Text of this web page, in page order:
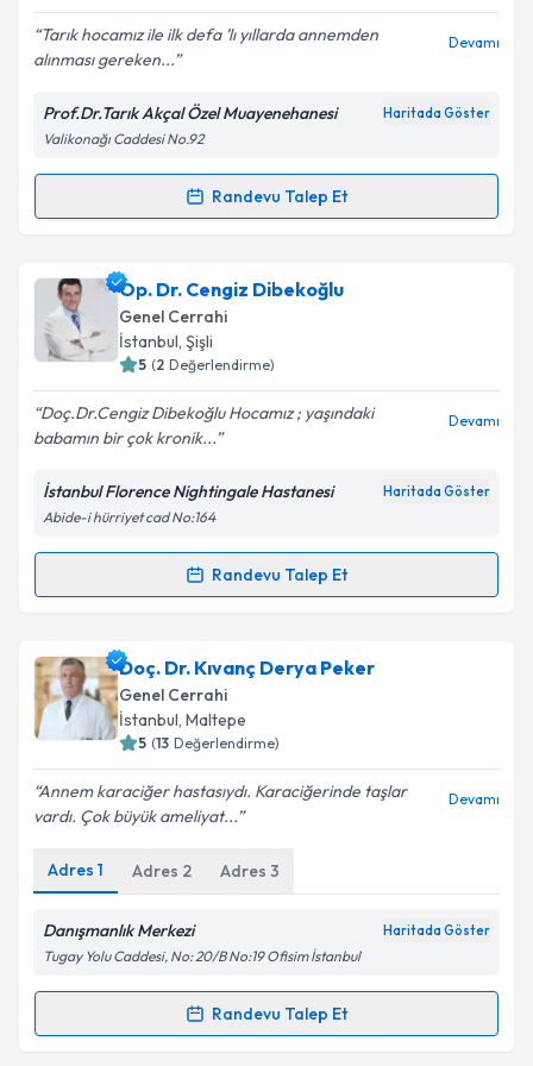
Kişisel verilerimin işlenmesine ilişkin
Aydınlatma
Metni'ni okudum ve kişisel verilerimin belirtilen
kapsamda işlenmesini kabul ediyorum.
Tarık hocamız ile ilk defa ’lı yıllarda annemden
alınması gereken...
Devamı
Prof.Dr.Tarık Akçal Özel Muayenehanesi Haritada Göster
Valikonağı Caddesi No.92
Randevu Talep Et
Randevu Takvimi Talebi
Prof. Dr. Tarık Akçaliçin randevu takvimi talebi
oluşturun. Size bu uzmandan randevu almanız için bir
takvim hazırlandığında e-posta ile bilgilendireceğiz.
Kişisel verilerimin işlenmesine ilişkin
Aydınlatma
Metni'ni okudum ve kişisel verilerimin belirtilen
kapsamda işlenmesini kabul ediyorum.
Op. Dr. Cengiz Dibekoğlu
Genel Cerrahi
İstanbul, Şişli
5 (2 Değerlendirme)
Doç.Dr.Cengiz Dibekoğlu Hocamız ; yaşındaki
babamın bir çok kronik...
Devamı
İstanbul Florence Nightingale Hastanesi Haritada Göster
Abide-i hürriyet cad No:164
Randevu Talep Et
Randevu Takvimi Talebi
Op. Dr. Cengiz Dibekoğluiçin randevu takvimi talebi
oluşturun. Size bu uzmandan randevu almanız için bir
takvim hazırlandığında e-posta ile bilgilendireceğiz.
Kişisel verilerimin işlenmesine ilişkin
Metni'ni okudum ve kişisel verilerimin belirtilen
kapsamda işlenmesini kabul ediyorum.
Takvim Talebini Gönder
Doç. Dr. Kıvanç Derya Peker
Genel Cerrahi
İstanbul, Maltepe
5 (13 Değerlendirme)
Annem karaciğer hastasıydı. Karaciğerinde taşlar
vardı. Çok büyük ameliyat...
Devamı
Adres 1 Adres 2 Adres 3
Danışmanlık Merkezi Haritada Göster
Tugay Yolu Caddesi, No: 20/B No:19 Ofisim İstanbul
Randevu Talep Et
Randevu Takvimi Talebi